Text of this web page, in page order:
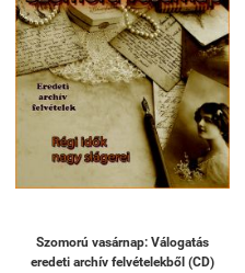
Szomorú vasárnap: Válogatás
eredeti archív felvételekből (CD)